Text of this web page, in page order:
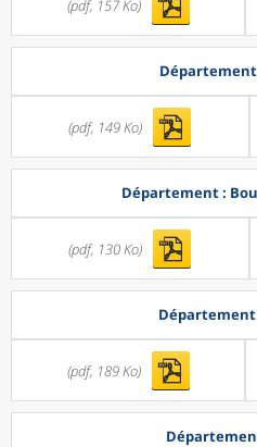
(pdf, 157 Ko)
(pdf, 149 Ko)
Département :
(pdf, 130 Ko)
Département
(pdf, 189 Ko)